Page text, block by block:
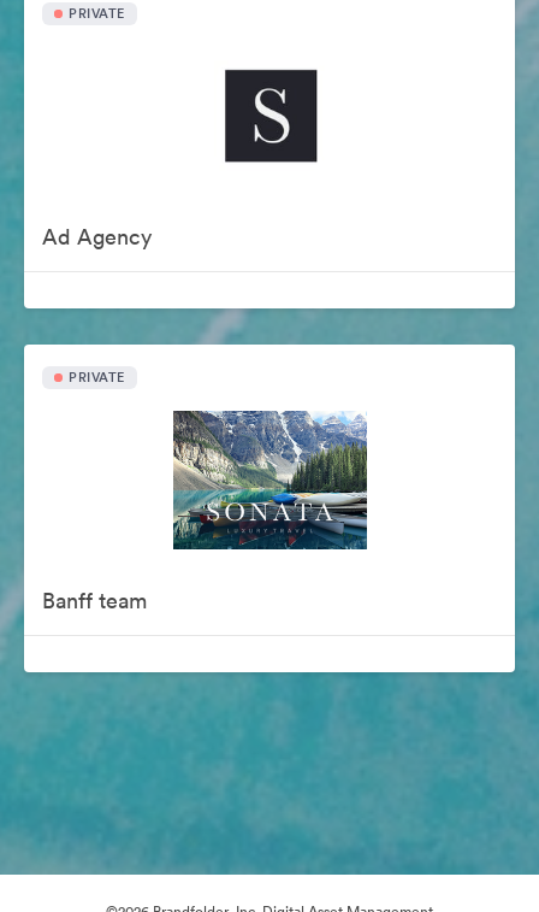
PRIVATE
Ad Agency
PRIVATE
Banff team